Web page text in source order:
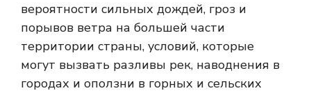
вероятности сильных дождей, гроз и
порывов ветра на большей части
территории страны, условий, которые
могут вызвать разливы рек, наводнения в
городах и оползни в горных и сельских